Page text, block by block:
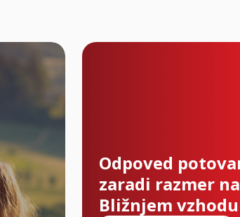
Odpoved
zaradi razmer na
Bližnjem vzhodu